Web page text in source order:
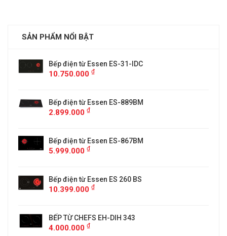
SẢN PHẨM NỔI BẬT
Bếp điện từ Essen ES-31-IDC
10.750.000 ₫
Bếp điện từ Essen ES-889BM
2.899.000 ₫
Bếp điện từ Essen ES-867BM
5.999.000 ₫
Bếp điện từ Essen ES 260 BS
10.399.000 ₫
BẾP TỪ CHEFS EH-DIH 343
4.000.000 ₫